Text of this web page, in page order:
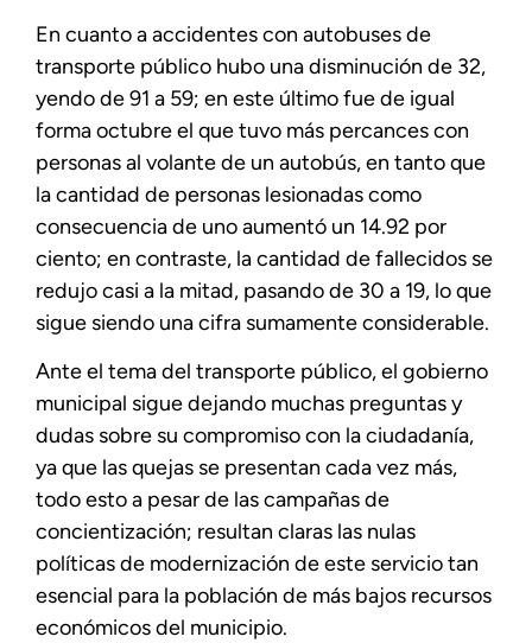
En cuanto a accidentes con autobuses de
transporte público hubo una disminución de 32,
yendo de 91 a 59; en este último fue de igual
forma octubre el que tuvo más percances con
personas al volante de un autobús, en tanto que
la cantidad de personas lesionadas como
consecuencia de uno aumentó un 14.92 por
ciento; en contraste, la cantidad de fallecidos se
redujo casi a la mitad, pasando de 30 a 19, lo que
sigue siendo una cifra sumamente considerable.
Ante el tema del transporte público, el gobierno
municipal sigue dejando muchas preguntas y
dudas sobre su compromiso con la ciudadanía,
ya que las quejas se presentan cada vez más,
todo esto a pesar de las campañas de
concientización; resultan claras las nulas
políticas de modernización de este servicio tan
esencial para la población de más bajos recursos
económicos del municipio.